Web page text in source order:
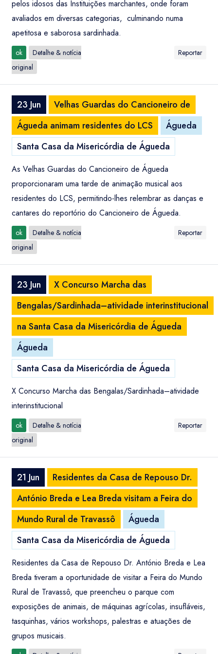
pelos idosos das Instituições marchantes, onde foram
avaliados em diversas categorias, culminando numa
apetitosa e saborosa sardinhada.
ok
Detalhe & notícia
original
Reportar
23 Jun
Velhas Guardas do Cancioneiro de
Águeda animam residentes do LCS
Águeda
Santa Casa da Misericórdia de Águeda
As Velhas Guardas do Cancioneiro de Águeda
proporcionaram uma tarde de animação musical aos
residentes do LCS, permitindo-lhes relembrar as danças e
cantares do reportório do Cancioneiro de Águeda.
ok
Detalhe & notícia
original
Reportar
23 Jun
X Concurso Marcha das
Bengalas/Sardinhada–atividade interinstitucional
na Santa Casa da Misericórdia de Águeda
Águeda
Santa Casa da Misericórdia de Águeda
X Concurso Marcha das Bengalas/Sardinhada–atividade
interinstitucional
ok
Detalhe & notícia
original
Reportar
21 Jun
Residentes da Casa de Repouso Dr.
António Breda e Lea Breda visitam a Feira do
Mundo Rural de Travassô
Águeda
Santa Casa da Misericórdia de Águeda
Residentes da Casa de Repouso Dr. António Breda e Lea
Breda tiveram a oportunidade de visitar a Feira do Mundo
Rural de Travassô, que preencheu o parque com
exposições de animais, de máquinas agrícolas, insufláveis,
tasquinhas, vários workshops, palestras e atuações de
grupos musicais.